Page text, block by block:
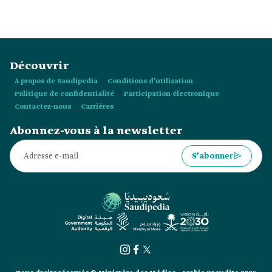
Découvrir
À propos de Saudipedia
Conditions d’utilisation
Politique de confidentialité
Participation électronique
Contactez-nous
Carrières
Abonnez-vous à la newsletter
S’abonner